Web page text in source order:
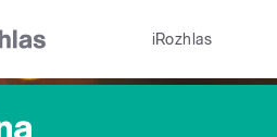
iRozhlas